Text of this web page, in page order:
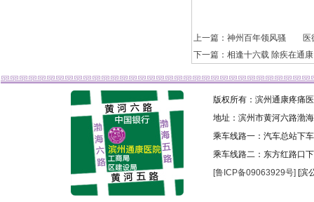
上一篇：神州百年领风骚 医
下一篇：相逢十六载 除疾在通康
版权所有：滨州通康疼痛
地址：滨州市黄河六路渤
乘车线路一：汽车总站下
乘车线路二：东方红路口
[鲁ICP备09063929号] [滨